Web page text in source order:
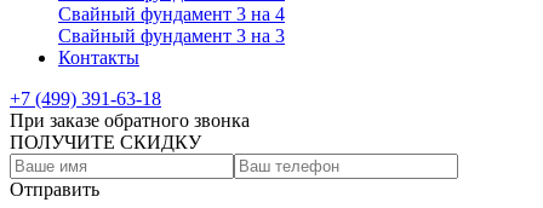
Свайный фундамент 3 на 4
Свайный фундамент 3 на 3
Контакты
+7 (499) 391-63-18
При заказе обратного звонка
ПОЛУЧИТЕ СКИДКУ
Отправить